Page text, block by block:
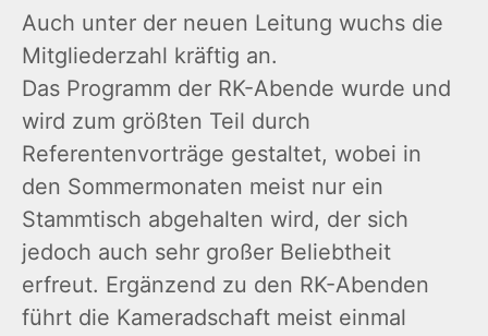
Auch unter der neuen Leitung wuchs die
Mitgliederzahl kräftig an.
Das Programm der RK-Abende wurde und
wird zum größten Teil durch
Referentenvorträge gestaltet, wobei in
den Sommermonaten meist nur ein
Stammtisch abgehalten wird, der sich
jedoch auch sehr großer Beliebtheit
erfreut. Ergänzend zu den RK-Abenden
führt die Kameradschaft meist einmal